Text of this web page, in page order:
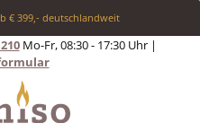
€ 399,- deutschlandweit
Mo-Fr, 08:30 - 17:30 Uhr |